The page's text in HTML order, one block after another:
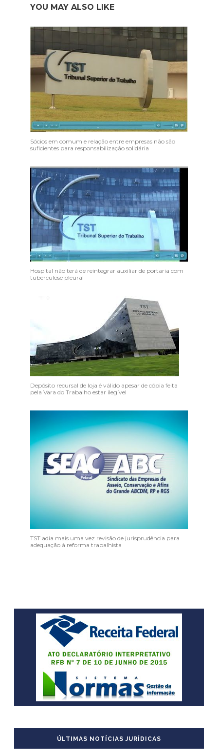
YOU MAY ALSO LIKE
Sócios em comum e relação entre empresas não são
suficientes para responsabilização solidária
Hospital não terá de reintegrar auxiliar de portaria com
tuberculose pleural
Depósito recursal de loja é válido apesar de cópia feita
pela Vara do Trabalho estar ilegível
TST adia mais uma vez revisão de jurisprudência para
adequação à reforma trabalhista
ÚLTIMAS NOTÍCIAS JURÍDICAS